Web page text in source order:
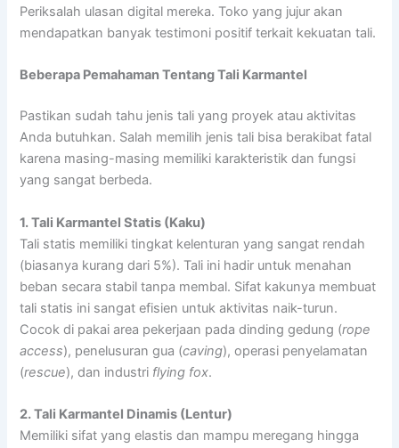
Periksalah ulasan digital mereka. Toko yang jujur akan
mendapatkan banyak testimoni positif terkait kekuatan tali.
Beberapa Pemahaman Tentang Tali Karmantel
Pastikan sudah tahu jenis tali yang proyek atau aktivitas
Anda butuhkan. Salah memilih jenis tali bisa berakibat fatal
karena masing-masing memiliki karakteristik dan fungsi
yang sangat berbeda.
1. Tali Karmantel Statis (Kaku)
Tali statis memiliki tingkat kelenturan yang sangat rendah
(biasanya kurang dari 5%). Tali ini hadir untuk menahan
beban secara stabil tanpa membal. Sifat kakunya membuat
tali statis ini sangat efisien untuk aktivitas naik-turun.
Cocok di pakai area pekerjaan pada dinding gedung (rope
access), penelusuran gua (caving), operasi penyelamatan
(rescue), dan industri flying fox.
2. Tali Karmantel Dinamis (Lentur)
Memiliki sifat yang elastis dan mampu meregang hingga